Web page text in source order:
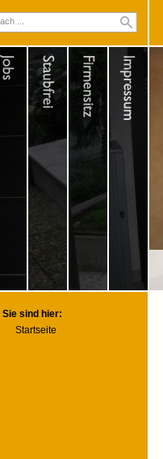
Sie sind hier:
Startseite